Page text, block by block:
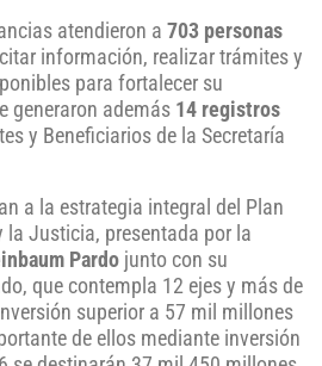
atendieron a 703 personas
información, realizar trámites y
para fortalecer su
generaron además 14 registros
y Beneficiarios de la Secretaría
a la estrategia integral del Plan
la Justicia, presentada por la
Pardo junto con su
que contempla 12 ejes y más de
superior a 57 mil millones
de ellos mediante inversión